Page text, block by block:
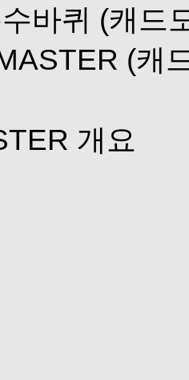
바퀴 (캐드
(캐
개요